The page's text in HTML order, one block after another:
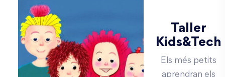
Taller
Kids&Tech
Els més petits
aprendran els